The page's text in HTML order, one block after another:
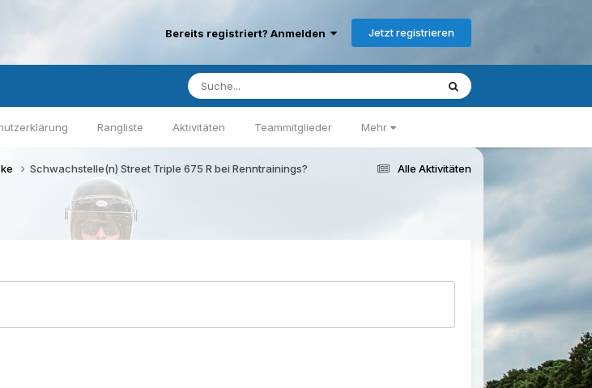
Bereits registriert? Anmelden Jetzt registrieren
Rangliste Aktivitäten Teammitglieder Mehr
Alle Aktivitäten
Schwachstelle(n) Street Triple 675 R bei Renntrainings?